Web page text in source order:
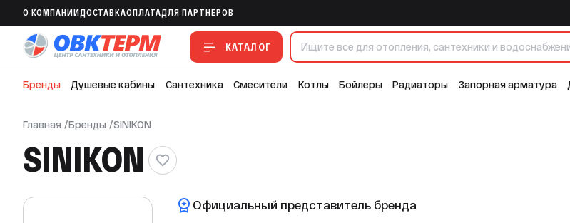
O КОМПАНИИ ДОСТАВКАОПЛАТАДЛЯ ПАРТНЕРОВ
КАТАЛОГ
Бренды Душевые кабины Сантехника Смесители Котлы Бойлеры Радиаторы Запорная арматура
Главная /Бренды /SINIKON
SINIKON
Официальный представитель бренда